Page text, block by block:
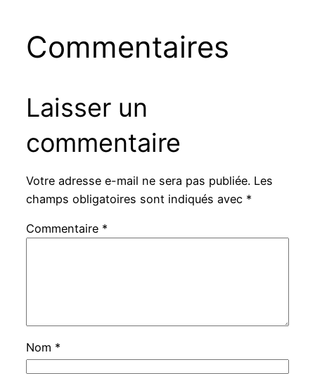
Commentaires
Laisser un
commentaire
Votre adresse e-mail ne sera pas publiée. Les
champs obligatoires sont indiqués avec *
Commentaire *
Nom *